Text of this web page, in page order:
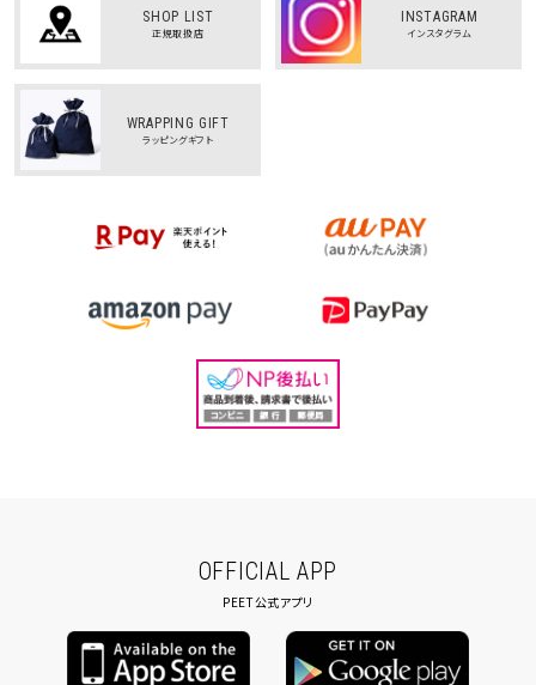
SHOP LIST
正規取扱店
INSTAGRAM
インスタグラム
WRAPPING GIFT
ラッピングギフト
OFFICIAL APP
PEET公式アプリ